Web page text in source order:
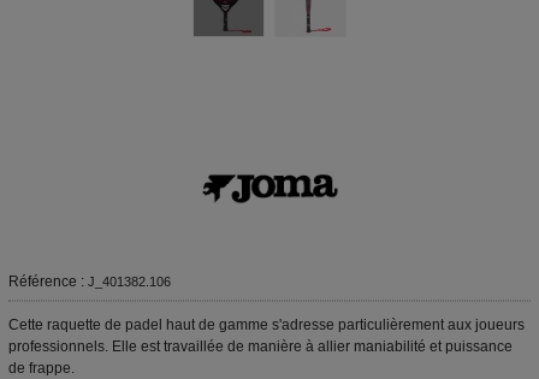
Référence : J_401382.106
Cette raquette de padel haut de gamme s'adresse particulièrement aux joueurs
professionnels. Elle est travaillée de manière à allier maniabilité et puissance
de frappe.